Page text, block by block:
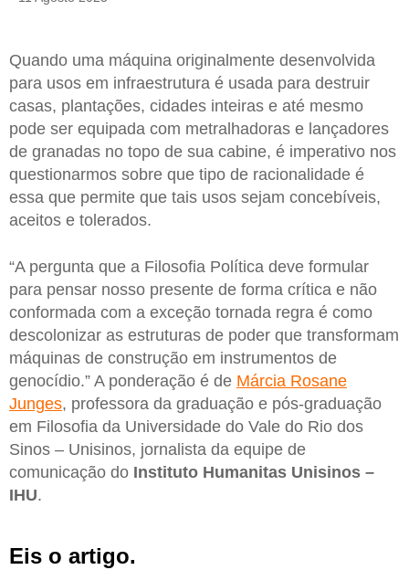
Quando uma máquina originalmente desenvolvida
para usos em infraestrutura é usada para destruir
casas, plantações, cidades inteiras e até mesmo
pode ser equipada com metralhadoras e lançadores
de granadas no topo de sua cabine, é imperativo nos
questionarmos sobre que tipo de racionalidade é
essa que permite que tais usos sejam concebíveis,
aceitos e tolerados.
“A pergunta que a Filosofia Política deve formular
para pensar nosso presente de forma crítica e não
conformada com a exceção tornada regra é como
descolonizar as estruturas de poder que transformam
máquinas de construção em instrumentos de
genocídio.” A ponderação é de Márcia Rosane
Junges, professora da graduação e pós-graduação
em Filosofia da Universidade do Vale do Rio dos
Sinos – Unisinos, jornalista da equipe de
comunicação do Instituto Humanitas Unisinos –
IHU.
Eis o artigo.